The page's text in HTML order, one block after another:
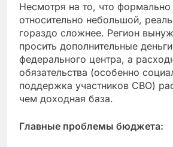
Несмотря на то, что формально
относительно небольшой,
гораздо сложнее. Регион
просить дополнительные
федерального центра, а
обязательства (особенно
поддержка участников СВО)
чем доходная база.
Главные проблемы бюджета: